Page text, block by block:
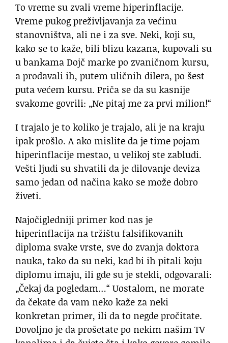
To vreme su zvali vreme hiperinflacije.
Vreme pukog preživljavanja za većinu
stanovništva, ali ne i za sve. Neki, koji su,
kako se to kaže, bili blizu kazana, kupovali su
u bankama Dojč marke po zvaničnom kursu,
a prodavali ih, putem uličnih dilera, po šest
puta većem kursu. Priča se da su kasnije
svakome govrili: „Ne pitaj me za prvi milion!“
I trajalo je to koliko je trajalo, ali je na kraju
ipak prošlo. A ako mislite da je time pojam
hiperinflacije mestao, u velikoj ste zabludi.
Vešti ljudi su shvatili da je dilovanje deviza
samo jedan od načina kako se može dobro
živeti.
Najočigledniji primer kod nas je
hiperinflacija na tržištu falsifikovanih
diploma svake vrste, sve do zvanja doktora
nauka, tako da su neki, kad bi ih pitali koju
diplomu imaju, ili gde su je stekli, odgovarali:
„Čekaj da pogledam…“ Uostalom, ne morate
da čekate da vam neko kaže za neki
konkretan primer, ili da to negde pročitate.
Dovoljno je da prošetate po nekim našim TV